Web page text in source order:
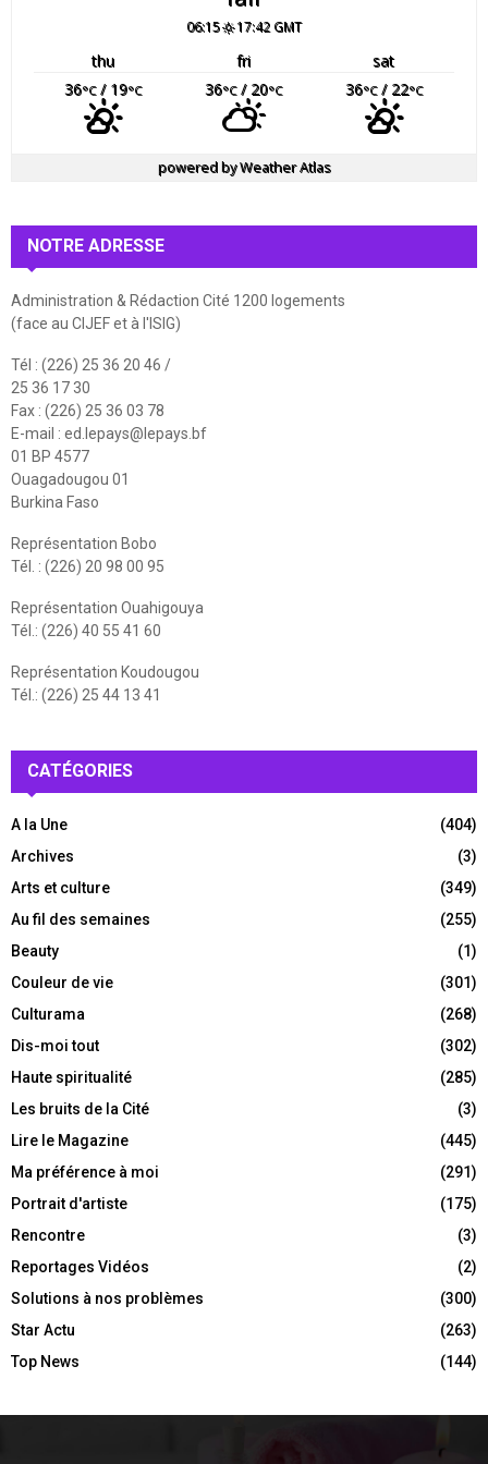
06:15 17:42 GMT
thu fri
sat
36°C/ 19°C 36°C/ 20°C 36°C/ 22°C
powered byWeather Atlas
NOTRE ADRESSE
Administration & Rédaction Cité 1200 logements
(face au CIJEF et à l'ISIG)
Tél : (226) 25 36 20 46 /
25 36 17 30
Fax : (226) 25 36 03 78
E-mail : ed.lepays@lepays.bf
01 BP 4577
Ouagadougou 01
Burkina Faso
Représentation Bobo
Tél. : (226) 20 98 00 95
Représentation Ouahigouya
Tél.: (226) 40 55 41 60
Représentation Koudougou
Tél.: (226) 25 44 13 41
CATÉGORIES
A la Une
(404)
Archives
(3)
Arts et culture
(349)
Au fil des semaines
(255)
Beauty
(1)
Couleur de vie
(301)
Culturama
(268)
Dis-moi tout
(302)
Haute spiritualité
(285)
Les bruits de la Cité
(3)
Lire le Magazine
(445)
Ma préférence à moi
(291)
Portrait d'artiste
(175)
Rencontre
(3)
Reportages Vidéos
(2)
Solutions à nos problèmes
(300)
Star Actu
(263)
Top News
(144)